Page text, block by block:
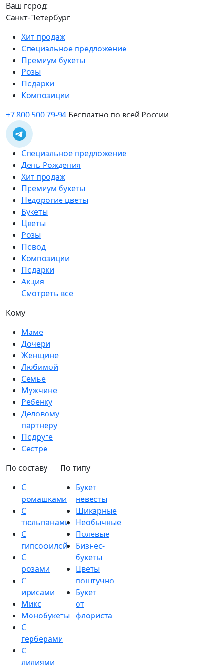
Ваш город:
Санкт-Петербург
Хит продаж
Специальное предложение
Премиум букеты
Розы
Подарки
Композиции
+7 800 500 79-94 Бесплатно по всей России
Специальное предложение
День Рождения
Хит продаж
Премиум букеты
Недорогие цветы
Букеты
Цветы
Розы
Повод
Композиции
Подарки
Акция
Смотреть все
Кому
Маме
Дочери
Женщине
Любимой
Семье
Мужчине
Ребенку
Деловому
партнеру
Подруге
Сестре
По составу
С
ромашками
С
тюльпанами
С
гипсофилой
С
розами
С
ирисами
Микс
Монобукеты
С
герберами
С
лилиями
По типу
Букет
невесты
Шикарные
Необычные
Полевые
Бизнес-
букеты
Цветы
поштучно
Букет
от
флориста